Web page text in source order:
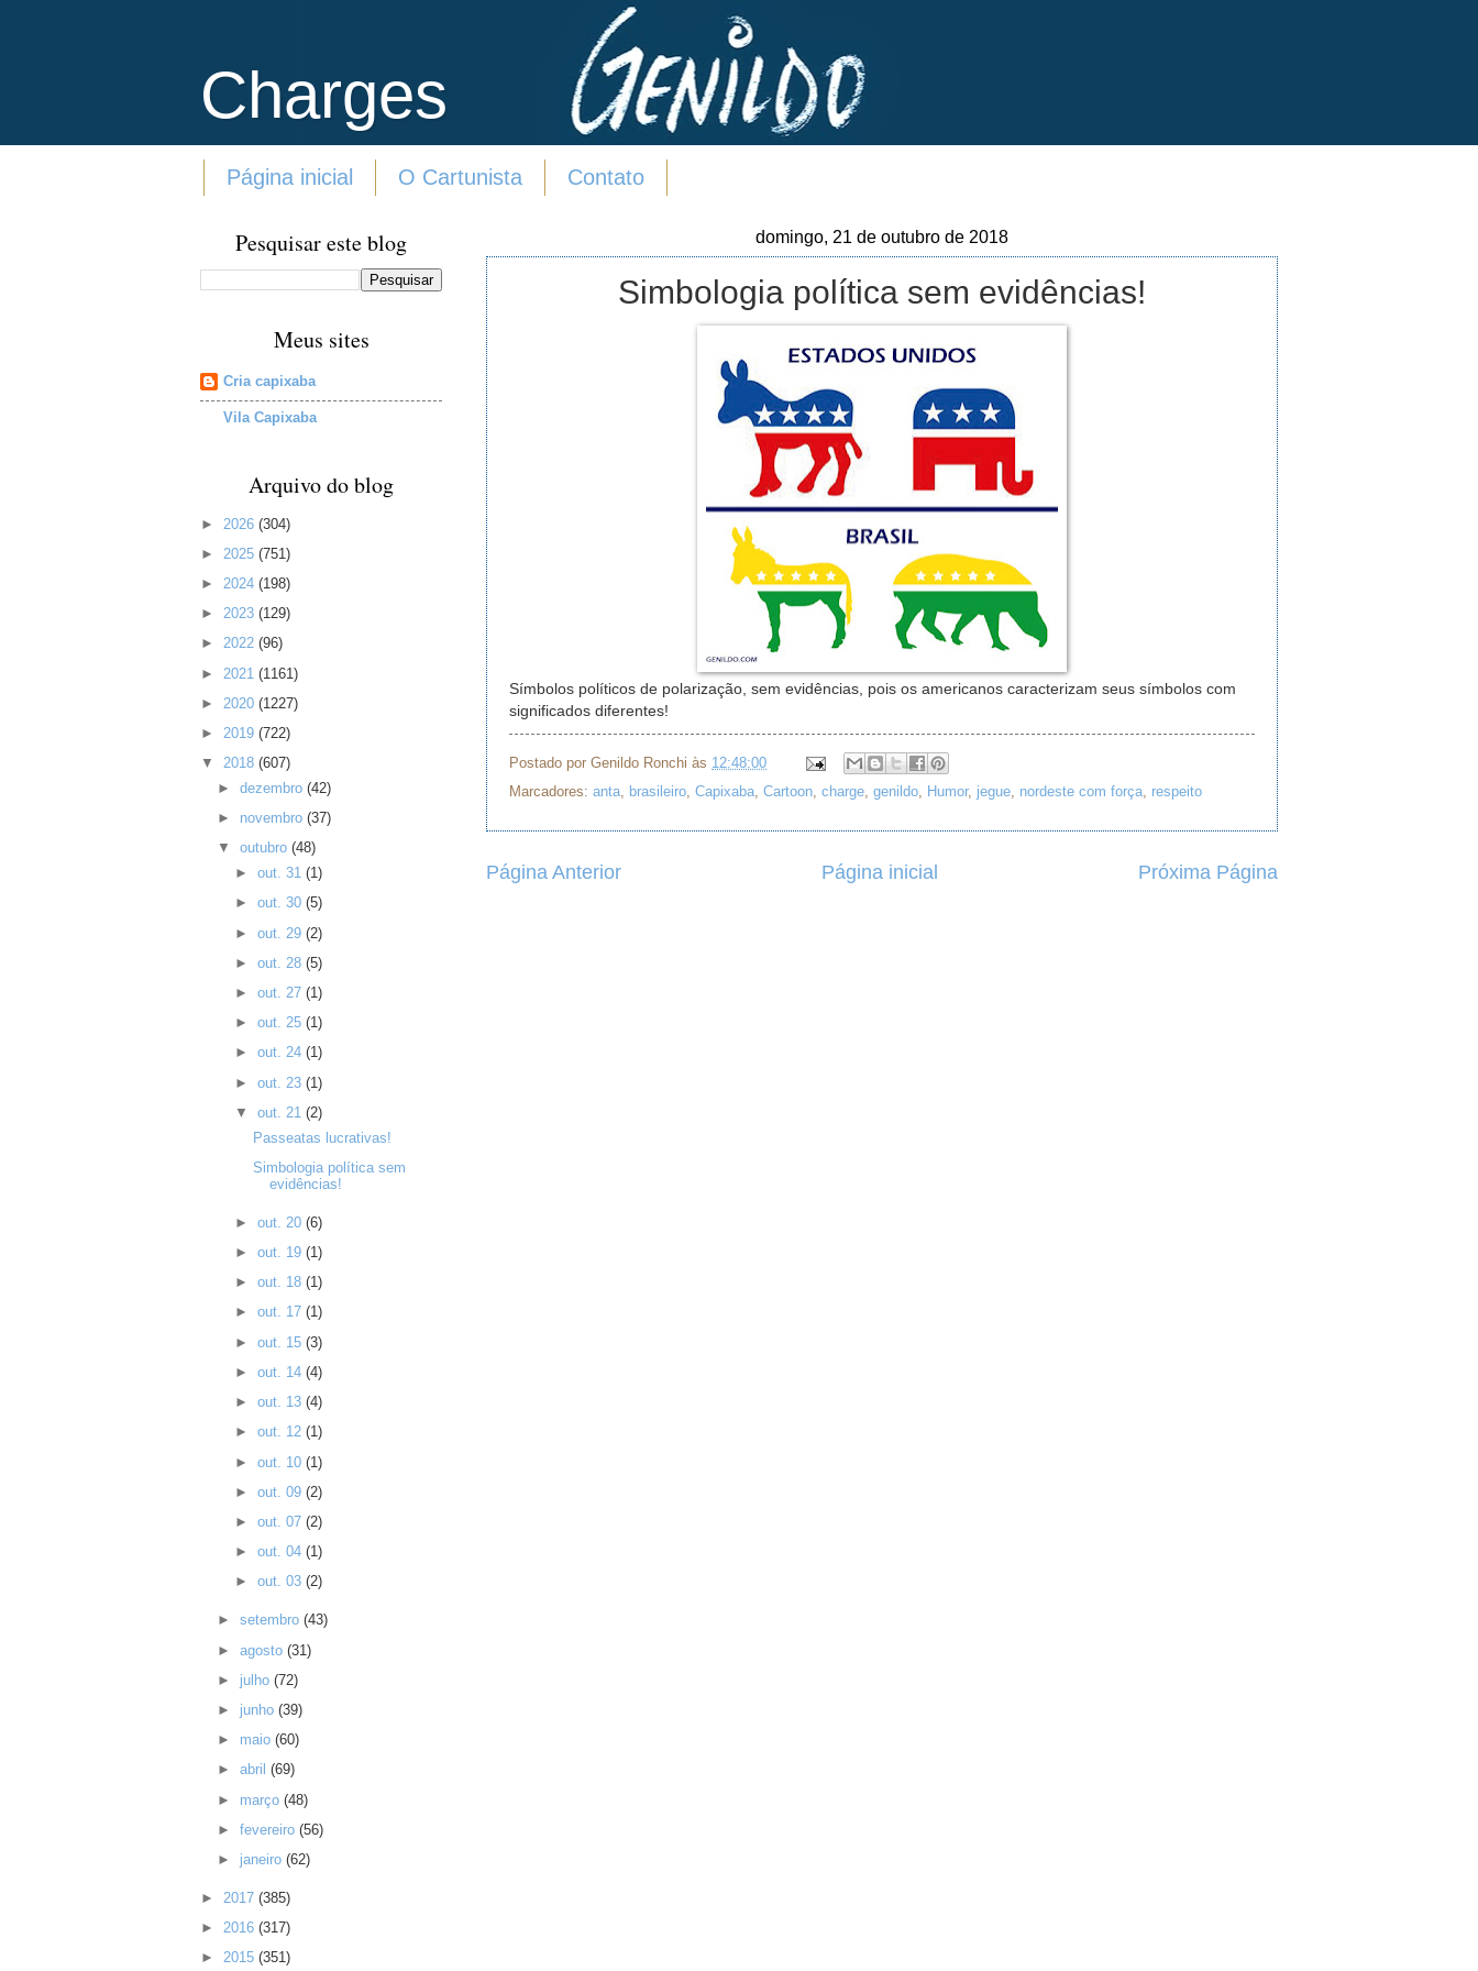
Charges
Página inicial O Cartunista Contato
domingo, 21 de outubro de 2018
Simbologia política sem evidências!
Símbolos políticos de polarização, sem evidências, pois os americanos caracterizam seus símbolos com
significados diferentes!
Postado por Genildo Ronchi às 12:48:00
Marcadores: anta, brasileiro, Capixaba, Cartoon, charge, genildo, Humor, jegue, nordeste com força, respeito
Página Anterior Próxima Página
Página inicial
Pesquisar este blog
Meus sites
Cria capixaba
Vila Capixaba
Arquivo do blog
► 2026 (304)
► 2025 (751)
► 2024 (198)
► 2023 (129)
► 2022 (96)
► 2021 (1161)
► 2020 (1227)
► 2019 (722)
▼ 2018 (607)
►dezembro(42)
► novembro(37)
▼outubro(48)
► out. 31 (1)
► out. 30 (5)
► out. 29 (2)
► out. 28 (5)
► out. 27 (1)
► out. 25 (1)
► out. 24 (1)
► out. 23 (1)
▼ out. 21 (2)
Passeatas lucrativas!
Simbologia política sem
evidências!
► out. 20 (6)
► out. 19 (1)
► out. 18 (1)
► out. 17 (1)
► out. 15 (3)
► out. 14 (4)
► out. 13 (4)
► out. 12 (1)
► out. 10 (1)
► out. 09 (2)
► out. 07 (2)
► out. 04 (1)
► out. 03 (2)
►setembro(43)
►agosto(31)
► julho(72)
► junho(39)
► maio(60)
►abril(69)
► março(48)
►fevereiro(56)
► janeiro(62)
► 2017 (385)
► 2016 (317)
► 2015 (351)